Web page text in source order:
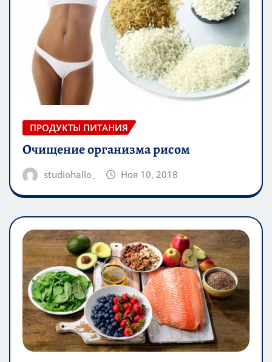
ПРОДУКТЫ ПИТАНИЯ
Очищение организма рисом
studiohallo_ Ноя 10, 2018